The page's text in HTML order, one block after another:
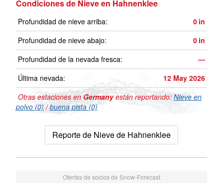
Condiciones de Nieve en Hahnenklee
Profundidad de nieve arriba: 0 in
Profundidad de nieve abajo:
0 in
Profundidad de la nevada fresca:
—
Última nevada:
12 May 2026
Otras estaciones enGermanyestán reportando: Nieve en
polvo (0) /buena pista (0)
Reporte de Nieve de Hahnenklee
Ofertas de socios de Snow-Forecast